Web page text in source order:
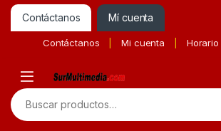
Contáctanos Mí cuenta
Contáctanos Mi cuenta Horario
Buscar por: